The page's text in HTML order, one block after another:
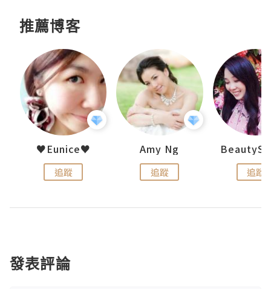
推薦博客
♥Eunice♥
追蹤
Amy Ng
追蹤 追蹤
發表評論